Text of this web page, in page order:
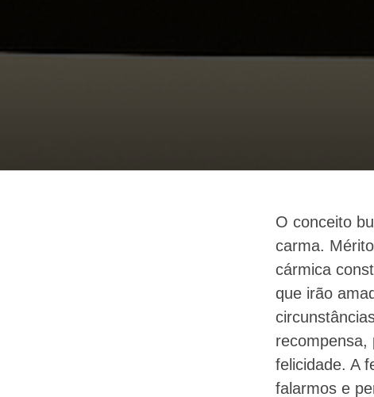
O conceito
carma.
cármica
que irão
recompensa,
felicidade. A
falarmos e